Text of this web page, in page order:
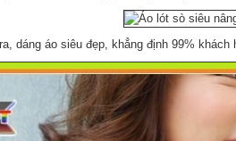
dáng áo siêu đẹp, khẳng định 99%